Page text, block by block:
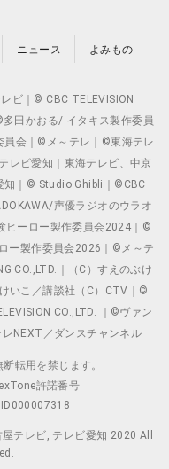
ニュース よみもの
ビ｜© CBC TELEVISION
田かおる/ イタキス製作委員
員会｜©メ～テレ｜©東海テレ
レビ愛知｜東海テレビ、中京
知｜© Studio Ghibli｜©CBC
声優ラジオのウラオ
ヒーロー製作委員会2024｜©
ー製作委員会2026｜©メ～テ
CO.,LTD.｜（C）すえのぶけ
いこ／講談社（C）CTV｜©
CO.,LTD. ｜©ヴァン
NEXT／ダンスチャンネル
転用を禁じます。
許諾番号
ID000007318
テレビ, テレビ愛知 2020 All